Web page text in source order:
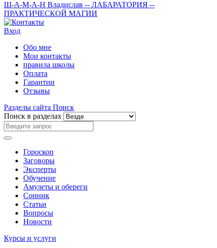
Ш-А-М-А-Н Владислав -- ЛАБАРАТОРИЯ --
ПРАКТИЧЕСКОЙ МАГИИ
Вход
Обо мне
Мои контакты
правила школы
Оплата
Гарантии
Отзывы
Разделы сайта Поиск
Поиск в разделах
Гороскоп
Заговоры
Эксперты
Обучение
Амулеты и обереги
Сонник
Статьи
Вопросы
Новости
Курсы и услуги